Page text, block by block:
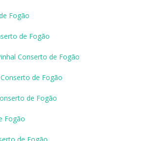
Fogão
de Fogão
Conserto de Fogão
de Fogão
de Fogão
Fogão